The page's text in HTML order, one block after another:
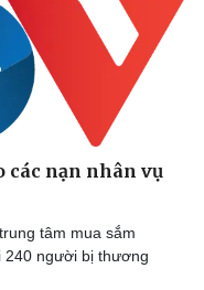
- Xe máy
các nạn nhân vụ
tâm mua sắm
240 người bị thương